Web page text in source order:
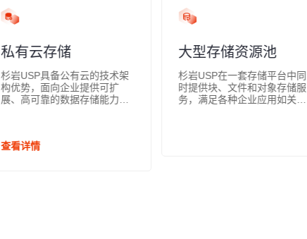
私有云存储
杉岩USP具备公有云的技术架
构优势，面向企业提供可扩
展、高可靠的数据存储能力，
用习惯和定制开发，帮助业务
查看详情
大型存储资源池
杉岩USP在一套存储平台中同
时提供块、文件和对象存储服
务，满足各种企业应用如关键